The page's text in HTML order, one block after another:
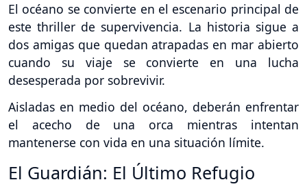
El océano se convierte en el escenario principal de
este thriller de supervivencia. La historia sigue a
dos amigas que quedan atrapadas en mar abierto
cuando su viaje se convierte en una lucha
desesperada por sobrevivir.
Aisladas en medio del océano, deberán enfrentar
el acecho de una orca mientras intentan
mantenerse con vida en una situación límite.
El Guardián: El Último Refugio